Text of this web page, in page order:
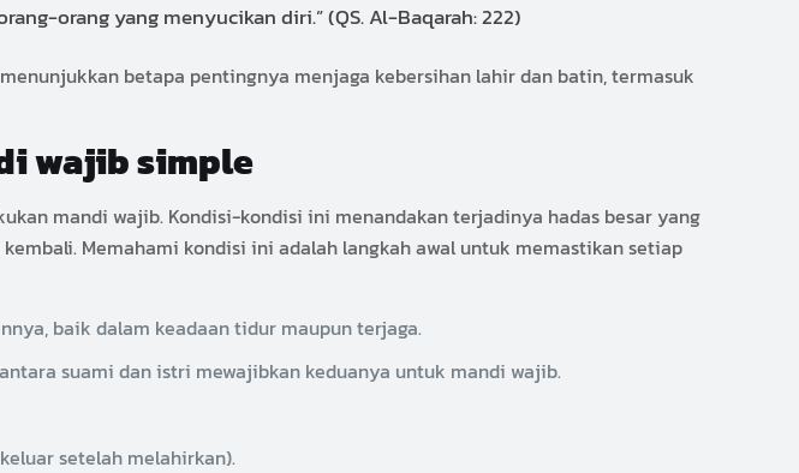
orang yang menyucikan diri.” (QS. Al-Baqarah: 222)
betapa pentingnya menjaga kebersihan lahir dan batin, termasuk
wajib simple
mandi wajib. Kondisi-kondisi ini menandakan terjadinya hadas besar yang
Memahami kondisi ini adalah langkah awal untuk memastikan setiap
baik dalam keadaan tidur maupun terjaga.
suami dan istri mewajibkan keduanya untuk mandi wajib.
setelah melahirkan).